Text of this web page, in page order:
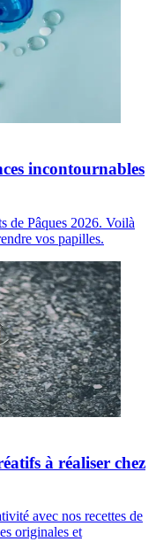
incontournables
de Pâques 2026. Voilà
vos papilles.
à réaliser chez
avec nos recettes de
originales et